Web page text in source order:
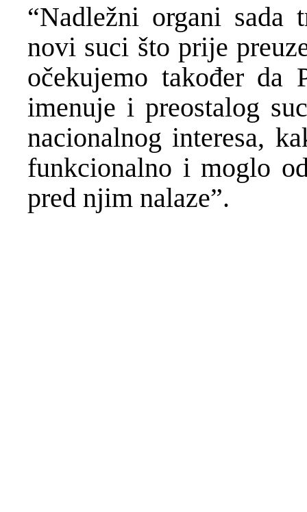
“Nadležni organi
novi suci što prije
očekujemo također da
imenuje i preostalog
nacionalnog interesa,
funkcionalno i moglo
pred njim nalaze”.